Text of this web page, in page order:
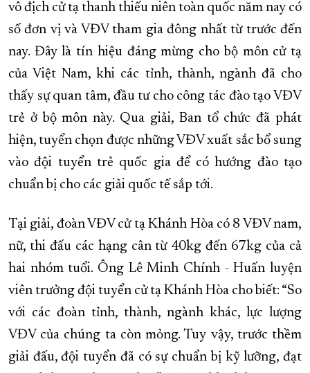
vô địch cử tạ thanh thiếu niên toàn quốc năm nay có
số đơn vị và VĐV tham gia đông nhất từ trước đến
nay. Đây là tín hiệu đáng mừng cho bộ môn cử tạ
của Việt Nam, khi các tỉnh, thành, ngành đã cho
thấy sự quan tâm, đầu tư cho công tác đào tạo VĐV
trẻ ở bộ môn này. Qua giải, Ban tổ chức đã phát
hiện, tuyển chọn được những VĐV xuất sắc bổ sung
vào đội tuyển trẻ quốc gia để có hướng đào tạo
chuẩn bị cho các giải quốc tế sắp tới.
Tại giải, đoàn VĐV cử tạ Khánh Hòa có 8 VĐV nam,
nữ, thi đấu các hạng cân từ 40kg đến 67kg của cả
hai nhóm tuổi. Ông Lê Minh Chính - Huấn luyện
viên trưởng đội tuyển cử tạ Khánh Hòa cho biết: “So
với các đoàn tỉnh, thành, ngành khác, lực lượng
VĐV của chúng ta còn mỏng. Tuy vậy, trước thềm
giải đấu, đội tuyển đã có sự chuẩn bị kỹ lưỡng, đạt